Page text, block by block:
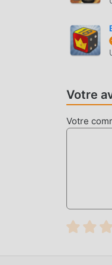
Comme
une
peuvent
MOD
ainsi à
Votre
Votre